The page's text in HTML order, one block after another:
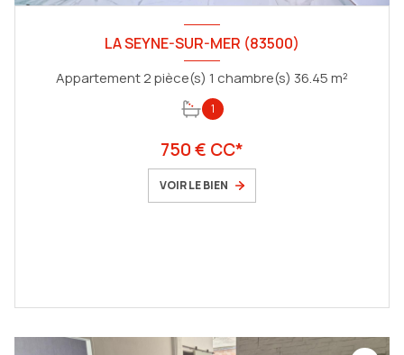
LA SEYNE-SUR-MER (83500)
Appartement 2 pièce(s) 1 chambre(s) 36.45 m²
1
750 € CC*
VOIR LE BIEN